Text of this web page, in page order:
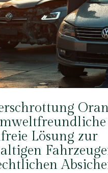
Lösung zur